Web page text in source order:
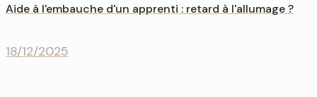
Aide à l'embauche d'un apprenti : retard à l'allumage ?
18/12/2025